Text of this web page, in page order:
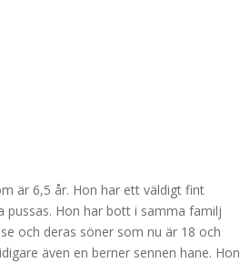
är 6,5 år. Hon har ett väldigt fint
pussas. Hon har bott i samma familj
och deras söner som nu är 18 och
även en berner sennen hane. Hon